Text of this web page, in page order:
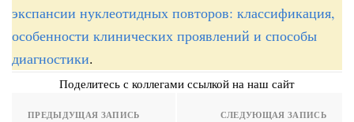
экспансии нуклеотидных повторов: классификация,
особенности клинических проявлений и способы
диагностики.
Поделитесь с коллегами ссылкой на наш сайт
ПРЕДЫДУЩАЯ ЗАПИСЬ СЛЕДУЮЩАЯ ЗАПИСЬ